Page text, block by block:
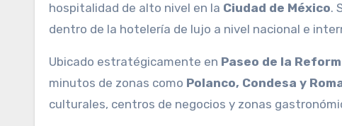
hospitalidad de alto nivel en la Ciudad de México.
dentro de la hotelería de lujo a nivel nacional e
Ubicado estratégicamente en Paseo de la
minutos de zonas como Polanco, Condesa y
culturales, centros de negocios y zonas